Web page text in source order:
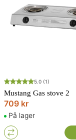
5.0 (1)
Mustang Gas stove 2
709 kr
På lager